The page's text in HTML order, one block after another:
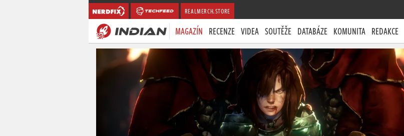
REALMERCH.STORE
MAGAZÍN RECENZE VIDEA SOUTĚŽE DATABÁZE KOMUNITA REDAKCE